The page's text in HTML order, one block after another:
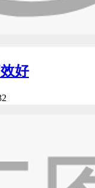
好